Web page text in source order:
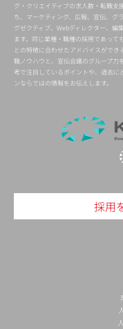
グ・クリエイティブの求人数・転職
ち、マーケティング、広報、宣伝、グ
グゼクティブ、Webディレクター、編
ます。同じ業種・職種の採用であっ
との特徴に合わせたアドバイスがで
職ノウハウと、宣伝会議のグループ
考で注目しているポイントや、過去に
ンならではの情報をお伝えします。
採用